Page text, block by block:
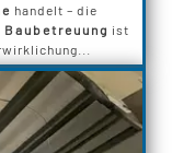
handelt – die
ist